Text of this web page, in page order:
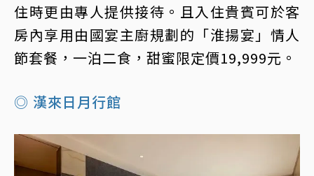
住時更由專人提供接待。且入住貴賓可於客
房內享用由國宴主廚規劃的「淮揚宴」情人
節套餐，一泊二食，甜蜜限定價19,999元。
◎ 漢來日月行館